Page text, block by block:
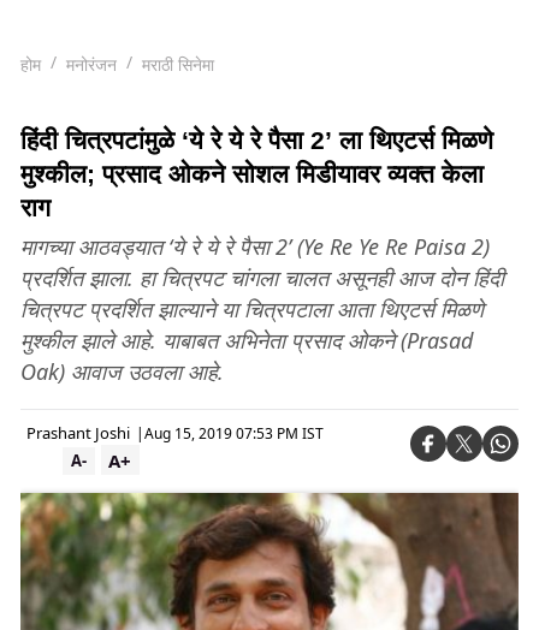
होम मनोरंजन मराठी सिनेमा
हिंदी चित्रपटांमुळे ‘ये रे ये रे पैसा 2’ ला थिएटर्स मिळणे
मुश्कील; प्रसाद ओकने सोशल मिडीयावर व्यक्त केला
राग
मागच्या आठवड्यात ‘ये रे ये रे पैसा 2’ (Ye Re Ye Re Paisa 2)
प्रदर्शित झाला. हा चित्रपट चांगला चालत असूनही आज दोन हिंदी
चित्रपट प्रदर्शित झाल्याने या चित्रपटाला आता थिएटर्स मिळणे
मुश्कील झाले आहे. याबाबत अभिनेता प्रसाद ओकने (Prasad
Oak) आवाज उठवला आहे.
Prashant Joshi |Aug 15, 2019 07:53 PM IST
A+
A-